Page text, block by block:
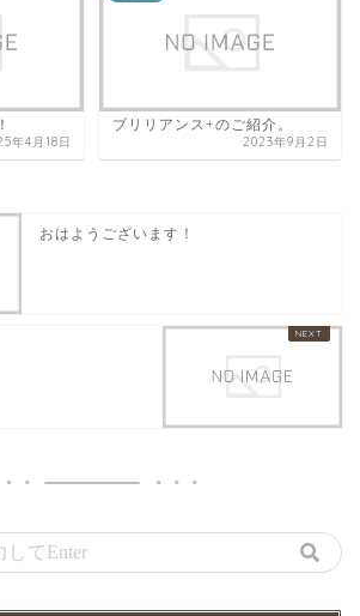
年4月18日
ブリリアンス+のご紹介。
2023年9月2日
おはようございます！